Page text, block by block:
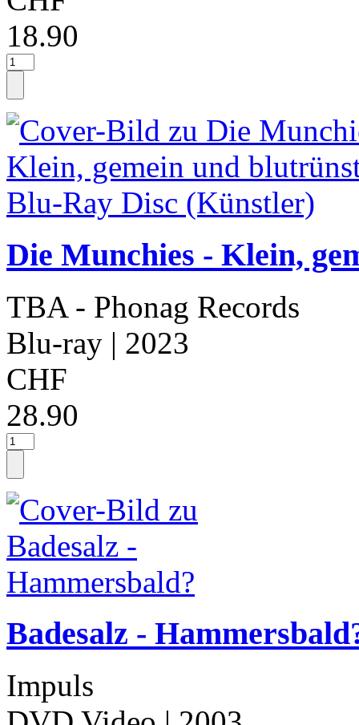
18.90
Die Munchies - Klein,
TBA - Phonag Records
Blu-ray | 2023
CHF
28.90
Badesalz -
Impuls